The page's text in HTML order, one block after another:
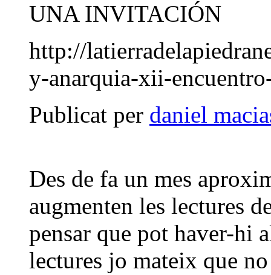
UNA INVITACIÓN
http://
y-anarquia-xii-
Publicat per daniel
Des de fa un mes
augmenten les lectures
pensar que pot haver-hi
lectures jo mateix que